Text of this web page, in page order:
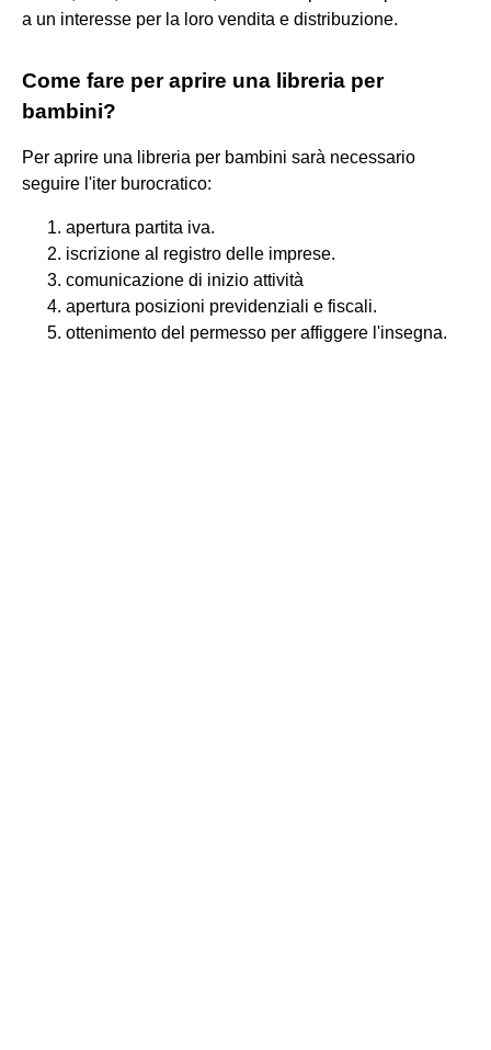
a un interesse per la loro vendita e distribuzione.
Come fare per aprire una libreria per
bambini?
Per aprire una libreria per bambini sarà necessario
seguire l'iter burocratico:
apertura partita iva.
iscrizione al registro delle imprese.
comunicazione di inizio attività
apertura posizioni previdenziali e fiscali.
ottenimento del permesso per affiggere l'insegna.